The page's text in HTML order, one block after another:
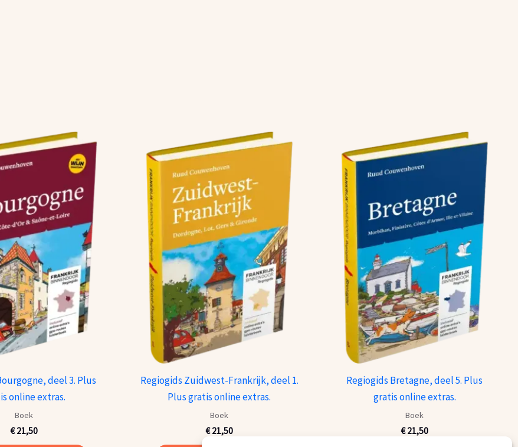
deel 3. Plus
online extras.
Boek
€21,50
Regiogids Zuidwest-Frankrijk, deel 1.
Plus gratis online extras.
Boek
€21,50
Regiogids Bretagne, deel 5. Plus
gratis online extras.
Boek
€21,50